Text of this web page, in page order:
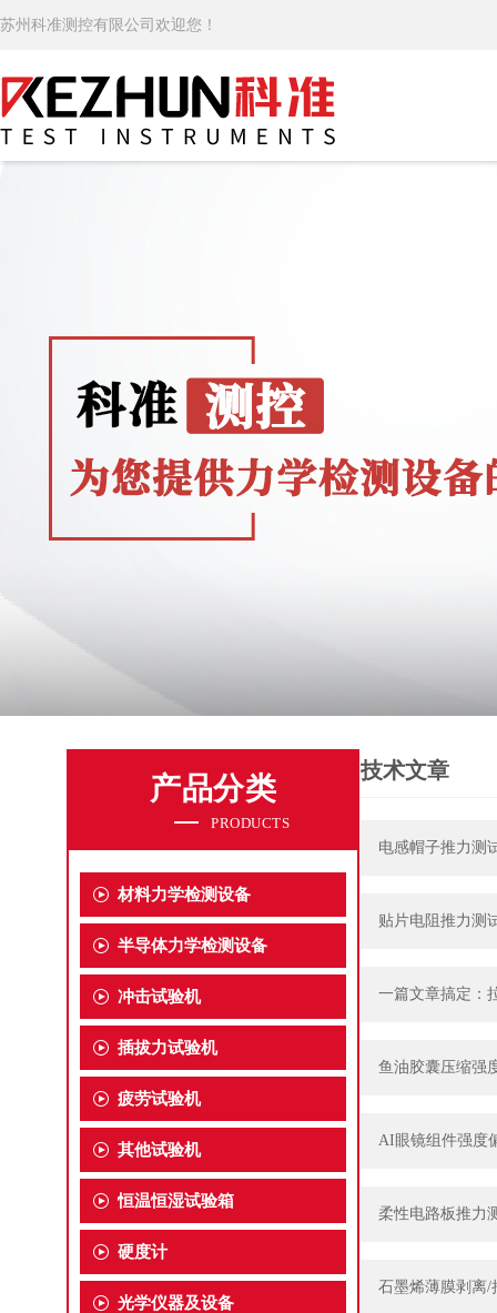
苏州科准测控有限公司欢迎您！
产品分类
PRODUCTS
材料力学检测设备
半导体力学检测设备
冲击试验机
插拔力试验机
疲劳试验机
其他试验机
恒温恒湿试验箱
硬度计
光学仪器及设备
技术文章
电感帽子推力测
贴片电阻推力测
一篇文章搞定：
鱼油胶囊压缩强
AI眼镜组件强度
柔性电路板推力
石墨烯薄膜剥离/